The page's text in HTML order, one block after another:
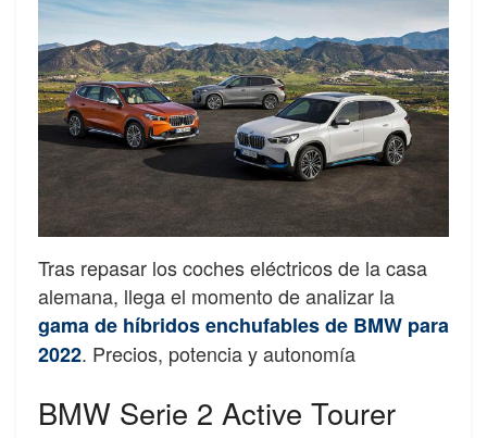
Tras repasar los coches eléctricos de la casa
alemana, llega el momento de analizar la
gama de híbridos enchufables de BMW para
2022. Precios, potencia y autonomía
BMW Serie 2 Active Tourer